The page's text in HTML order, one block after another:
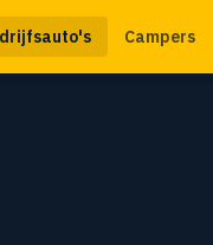
Campers